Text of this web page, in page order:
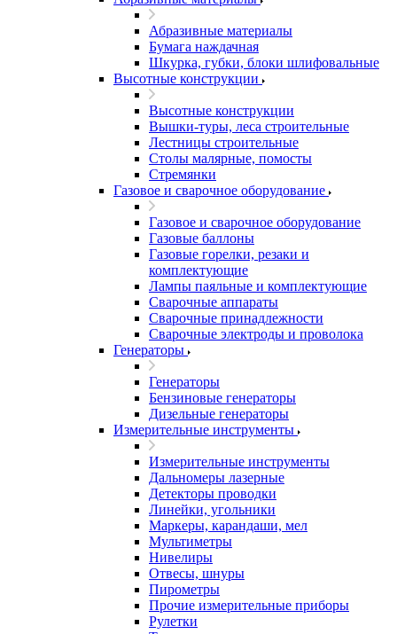
Абразивные материалы
Бумага наждачная
Шкурка, губки, блоки шлифовальные
Высотные конструкции
Высотные конструкции
Вышки-туры, леса строительные
Лестницы строительные
Столы малярные, помосты
Стремянки
Газовое и сварочное оборудование
Газовое и сварочное оборудование
Газовые баллоны
Газовые горелки, резаки и
комплектующие
Лампы паяльные и комплектующие
Сварочные аппараты
Сварочные принадлежности
Сварочные электроды и проволока
Генераторы
Генераторы
Бензиновые генераторы
Дизельные генераторы
Измерительные инструменты
Измерительные инструменты
Дальномеры лазерные
Детекторы проводки
Линейки, угольники
Маркеры, карандаши, мел
Мультиметры
Нивелиры
Отвесы, шнуры
Пирометры
Прочие измерительные приборы
Рулетки